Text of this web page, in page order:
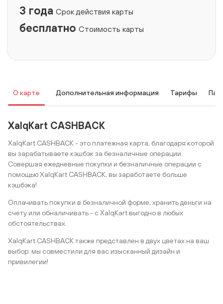
3 года Срок действия карты
бесплатно Стоимость карты
О карте Дополнительная информация Тарифы
XalqKart CASHBACK
XalqKart CASHBACK - это платежная карта, благодаря которой
вы зарабатываете кэшбэк за безналичные операции.
Совершая ежедневные покупки и безналичные операции с
помощью XalqKart CASHBACK, вы заработаете больше
кэшбэка!
Оплачивать покупки в безналичной форме, хранить деньги на
счету или обналичивать - с XalqKart выгодно в любых
обстоятельствах.
XalqKart CASHBACK также представлен в двух цветах на ваш
выбор: мы совместили для вас изысканный дизайн и
привилегии!